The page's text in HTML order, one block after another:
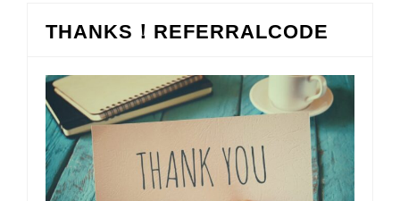
THANKS！REFERRALCODE